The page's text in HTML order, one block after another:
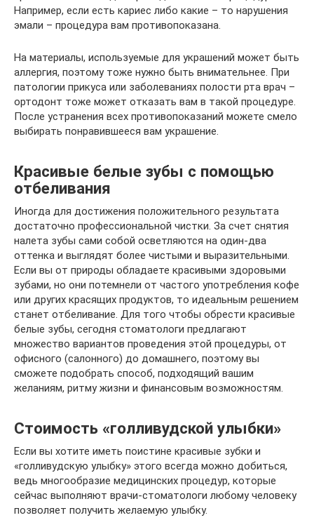
Например, если есть кариес либо какие – то нарушения
эмали – процедура вам противопоказана.
На материалы, используемые для украшений может быть
аллергия, поэтому тоже нужно быть внимательнее. При
патологии прикуса или заболеваниях полости рта врач –
ортодонт тоже может отказать вам в такой процедуре.
После устранения всех противопоказаний можете смело
выбирать понравившееся вам украшение.
Красивые белые зубы с помощью
отбеливания
Иногда для достижения положительного результата
достаточно профессиональной чистки. За счет снятия
налета зубы сами собой осветляются на один-два
оттенка и выглядят более чистыми и выразительными.
Если вы от природы обладаете красивыми здоровыми
зубами, но они потемнели от частого употребления кофе
или других красящих продуктов, то идеальным решением
станет отбеливание. Для того чтобы обрести красивые
белые зубы, сегодня стоматологи предлагают
множество вариантов проведения этой процедуры, от
офисного (салонного) до домашнего, поэтому вы
сможете подобрать способ, подходящий вашим
желаниям, ритму жизни и финансовым возможностям.
Стоимость «голливудской улыбки»
Если вы хотите иметь поистине красивые зубки и
«голливудскую улыбку» этого всегда можно добиться,
ведь многообразие медицинских процедур, которые
сейчас выполняют врачи-стоматологи любому человеку
позволяет получить желаемую улыбку.